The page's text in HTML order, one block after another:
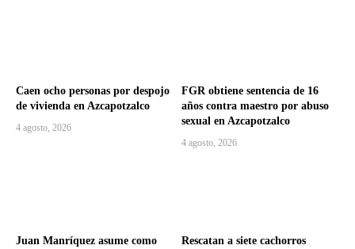
Caen ocho personas por despojo
de vivienda en Azcapotzalco
4 agosto, 2026
FGR obtiene sentencia de 16
años contra maestro por abuso
sexual en Azcapotzalco
4 agosto, 2026
Juan Manríquez asume como
Rescatan a siete cachorros